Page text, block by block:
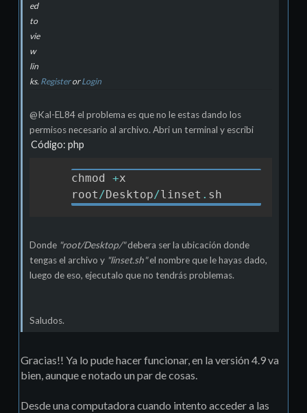
ed
to
vie
w
lin
ks. RegisterorLogin
@Kal-EL84 el problema es que no le estas dando los
permisos necesario al archivo. Abri un terminal y escribi
Código: php
chmod +x
root/Desktop/linset . sh
Donde "root/Desktop/"debera ser la ubicación donde
tengas el archivo y "linset.sh"el nombre que le hayas dado,
luego de eso, ejecutalo que no tendrás problemas.
Saludos.
Gracias!! Ya lo pude hacer funcionar, en la versión 4.9 va
bien, aunque e notado un par de cosas.
Desde una computadora cuando intento acceder a las